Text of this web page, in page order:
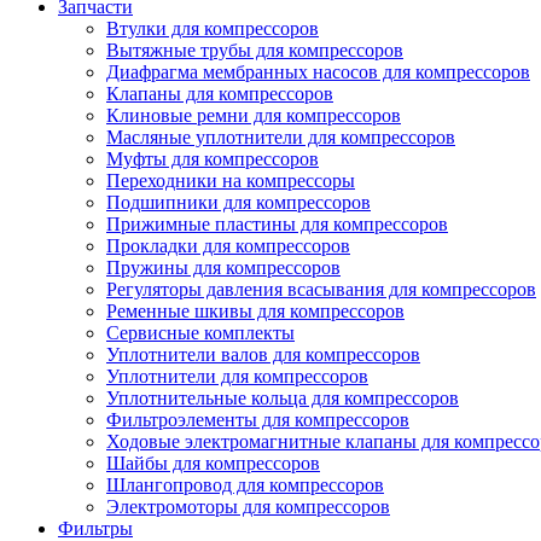
Запчасти
Втулки для компрессоров
Вытяжные трубы для компрессоров
Диафрагма мембранных насосов для компрессоров
Клапаны для компрессоров
Клиновые ремни для компрессоров
Масляные уплотнители для компрессоров
Муфты для компрессоров
Переходники на компрессоры
Подшипники для компрессоров
Прижимные пластины для компрессоров
Прокладки для компрессоров
Пружины для компрессоров
Регуляторы давления всасывания для компрессоров
Ременные шкивы для компрессоров
Сервисные комплекты
Уплотнители валов для компрессоров
Уплотнители для компрессоров
Уплотнительные кольца для компрессоров
Фильтроэлементы для компрессоров
Ходовые электромагнитные клапаны для
Шайбы для компрессоров
Шлангопровод для компрессоров
Электромоторы для компрессоров
Фильтры